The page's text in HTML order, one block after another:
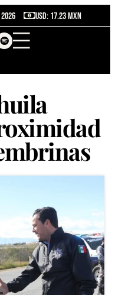
USD: 17.23 MXN